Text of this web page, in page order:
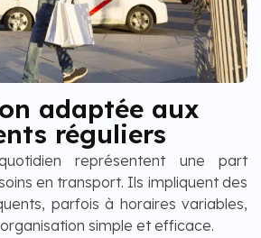
adaptée aux
réguliers
représentent une part
en transport. Ils impliquent des
parfois à horaires variables,
simple et efficace.